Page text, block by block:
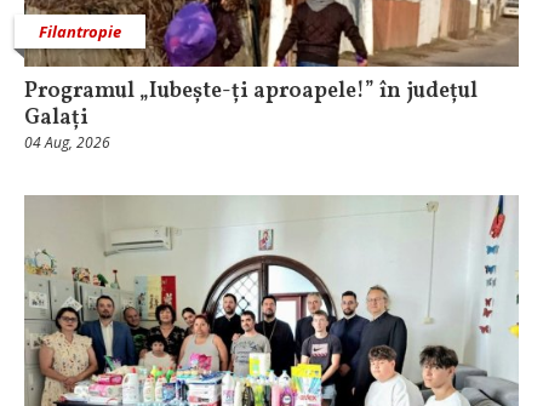
Filantropie
Programul „Iubește-ți aproapele!” în județul
Galați
04 Aug, 2026